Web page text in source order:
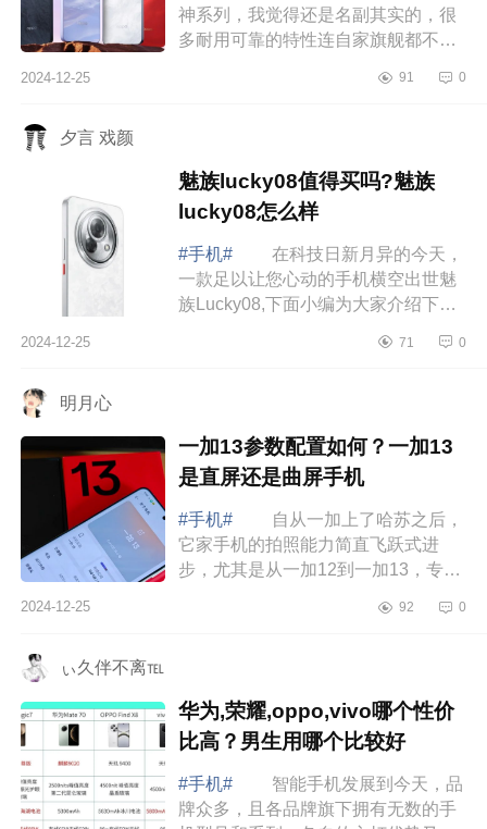
神系列，我觉得还是名副其实的，很
多耐用可靠的特性连自家旗舰都不一
大家介绍下OPPOA5Pro值得入手吗?
2024-12-25 91 0
夕言 戏颜
魅族lucky08值得买吗?魅族
lucky08怎么样
#手机#
在科技日新月异的今天，
一款足以让您心动的手机横空出世魅
族Lucky08,下面小编为大家介绍下魅
样 魅族lucky08值得买吗 魅族
2024-12-25 71 0
明月心
一加13参数配置如何？一加13
是直屏还是曲屏手机
#手机#
自从一加上了哈苏之后，
它家手机的拍照能力简直飞跃式进
步，尤其是从一加12到一加13，专业
13参数配置如何？一加13是直屏还是
2024-12-25 92 0
ぃ久伴不离℡
华为,荣耀,oppo,vivo哪个性价
比高？男生用哪个比较好
#手机#
智能手机发展到今天，品
牌众多，且各品牌旗下拥有无数的手